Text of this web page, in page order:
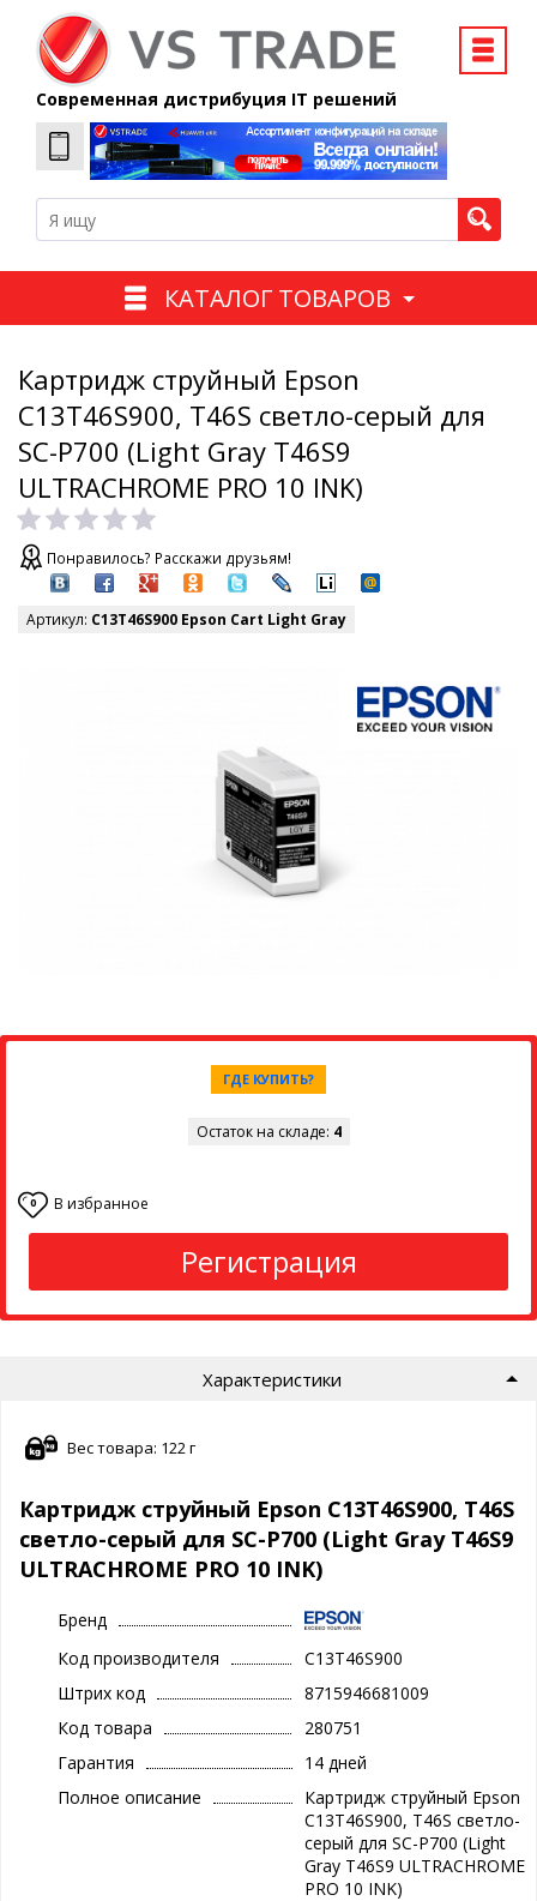
Современная дистрибуция IT решений
КАТАЛОГ ТОВАРОВ
Картридж струйный Epson
C13T46S900, T46S светло-серый для
SC-P700 (Light Gray T46S9
ULTRACHROME PRO 10 INK)
Понравилось? Расскажи друзьям!
Артикул: C13T46S900 Epson Cart Light Gray
ГДЕ КУПИТЬ?
Остаток на складе: 4
0 В избранное
Регистрация
Характеристики
Вес товара: 122 г
Картридж струйный Epson C13T46S900, T46S
светло-серый для SC-P700 (Light Gray T46S9
ULTRACHROME PRO 10 INK)
Бренд
Код производителя
C13T46S900
Штрих код
8715946681009
Код товара
280751
Гарантия
14 дней
Полное описание
Картридж струйный Epson
C13T46S900, T46S светло-
серый для SC-P700 (Light
Gray T46S9 ULTRACHROME
PRO 10 INK)